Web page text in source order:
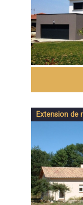
Extension de